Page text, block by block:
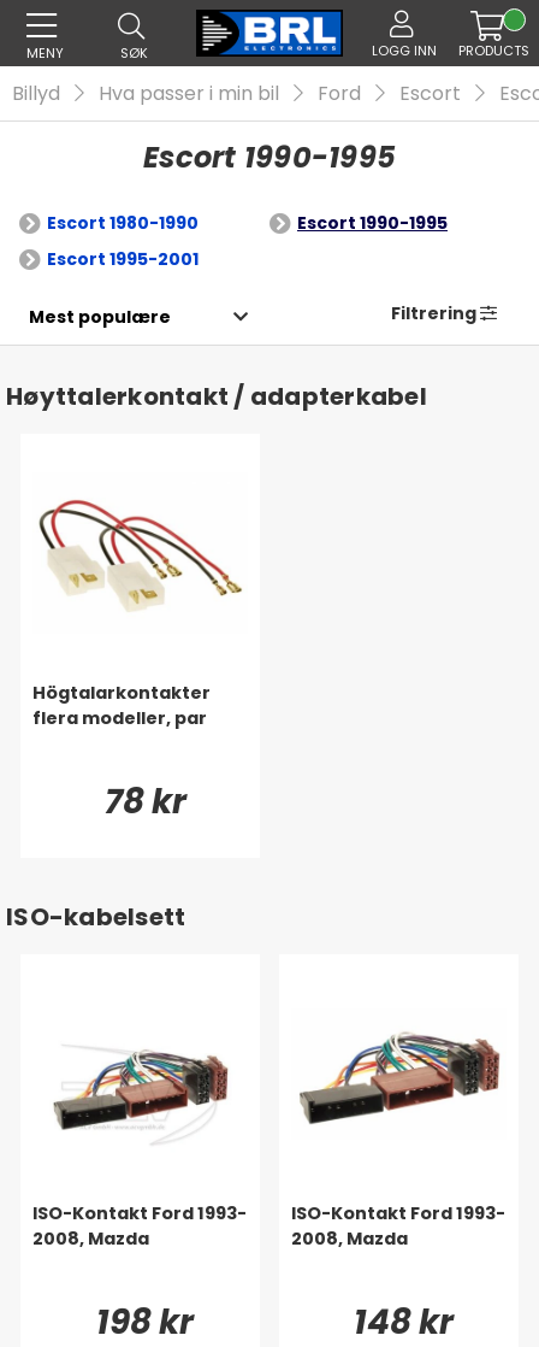
MENY SØK LOGG INN PRODUCTS
Billyd Hva passer i min bil Ford Escort
Escort 1990-1995
Escort 1980-1990
Escort 1990-1995
Escort 1995-2001
Filtrering
Høyttalerkontakt / adapterkabel
Högtalarkontakter
flera modeller, par
78 kr
ISO-kabelsett
ISO-Kontakt Ford 1993-
2008, Mazda
198 kr
ISO-Kontakt Ford 1993-
2008, Mazda
148 kr